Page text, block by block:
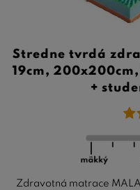
Stredne tvrdá
19cm,
+
Zdravotná matrace